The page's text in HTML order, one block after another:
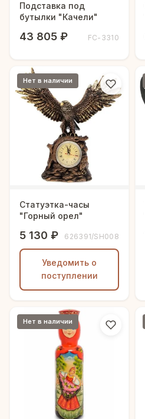
Подставка под
бутылки "Качели"
43 805 ₽ FC-3310
Нет в наличии
Статуэтка-часы
"Горный орел"
5 130 ₽ 626391/SH008
Уведомить о
поступлении
Нет в наличии